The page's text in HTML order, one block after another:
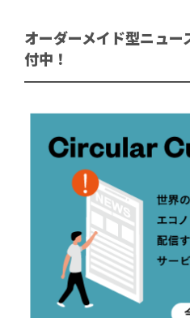
オーダーメイド型ニュー
付中！